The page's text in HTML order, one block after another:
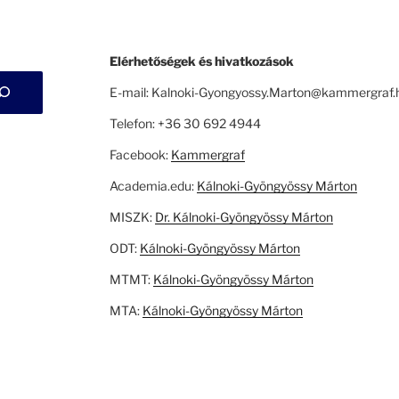
Elérhetőségek és hivatkozások
E-mail: Kalnoki-
Telefon: +36 30 692 4944
Facebook: Kammergraf
Academia.edu: Kálnoki-Gyöngyössy Márton
MISZK: Dr. Kálnoki-Gyöngyössy Márton
ODT: Kálnoki-Gyöngyössy Márton
MTMT: Kálnoki-Gyöngyössy Márton
MTA: Kálnoki-Gyöngyössy Márton